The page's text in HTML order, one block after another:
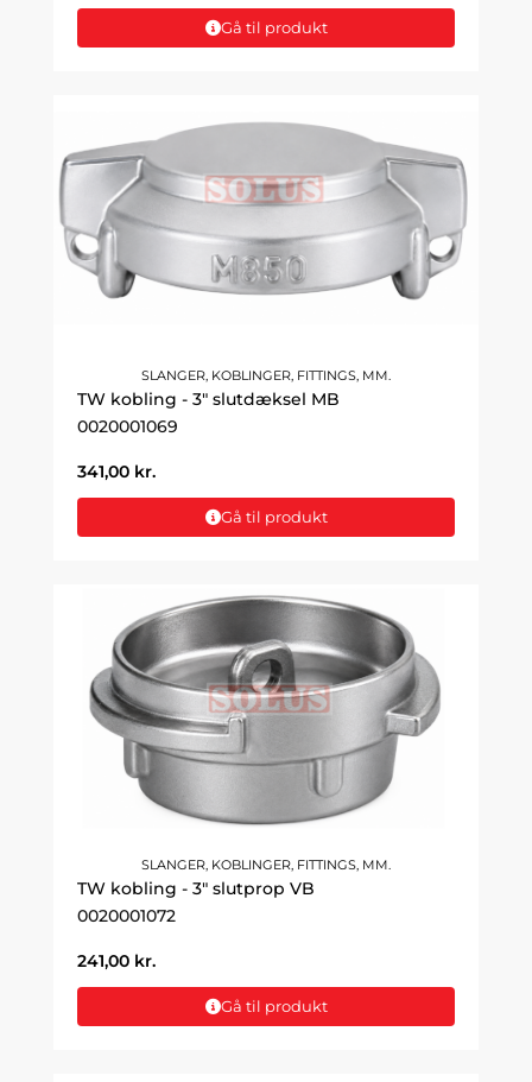
Gå til produkt
SLANGER, KOBLINGER, FITTINGS, MM.
TW kobling - 3" slutdæksel MB
0020001069
341,00 kr.
Gå til produkt
SLANGER, KOBLINGER, FITTINGS, MM.
TW kobling - 3" slutprop VB
0020001072
241,00 kr.
Gå til produkt